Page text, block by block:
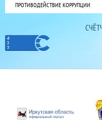
ПРОТИВОДЕЙСТВИЕ КОРРУПЦИИ